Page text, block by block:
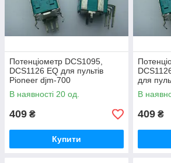
Потенціометр DCS1095,
DCS1126 EQ для пультів
Pioneer djm-700
В наявності 20 од.
409 ₴
Купити
для
В
409 ₴